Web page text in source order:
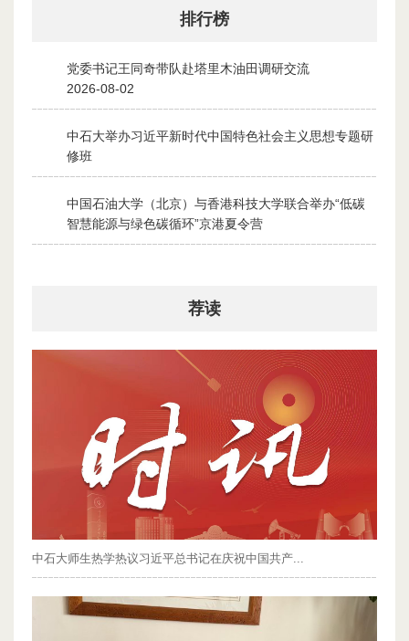
排行榜
党委书记王同奇带队赴塔里木油田调研交流
2026-08-02
中石大举办习近平新时代中国特色社会主义思想专题研
修班
2026-07-28
中国石油大学（北京）与香港科技大学联合举办“低碳
智慧能源与绿色碳循环”京港夏令营
2026-07-30
荐读
中石大师生热学热议习近平总书记在庆祝中国共产...